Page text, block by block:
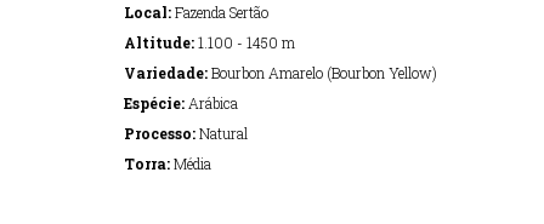
Local:Fazenda Sertão
Altitude:1.100 - 1450 m
Variedade:Bourbon Amarelo (Bourbon Yellow)
Espécie: Arábica
Processo:Natural
Torra:Média